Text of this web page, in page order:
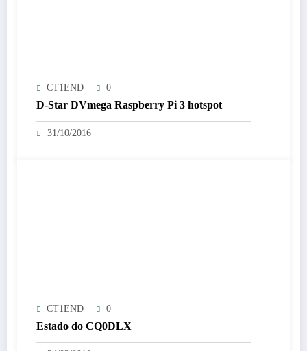
CT1END 0
D-Star DVmega Raspberry Pi 3 hotspot
31/10/2016
CT1END 0
Estado do CQ0DLX